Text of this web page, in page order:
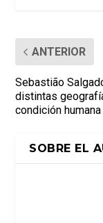
ANTERIOR
Sebastião
distintas
condición humana
SOBRE EL